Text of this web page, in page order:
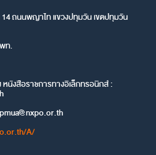
ถนนพญาไท แขวงปทุมวัน เขตปทุมวัน
ท.
นังสือราชการทางอิเล็กทรอนิกส์ :
pmua@nxpo.or.th
A/